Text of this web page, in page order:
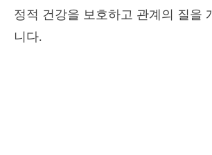
정적 건강을 보호하고 관계의 질을
니다.